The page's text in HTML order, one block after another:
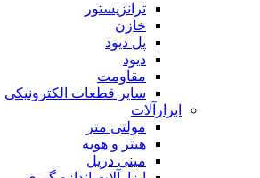
ترانزیستور
خازن
پل دیود
دیود
مقاومت
سایر قطعات الکترونیکی
ابزارآلات
مولتی متر
هیتر و هویه
مینی دریل